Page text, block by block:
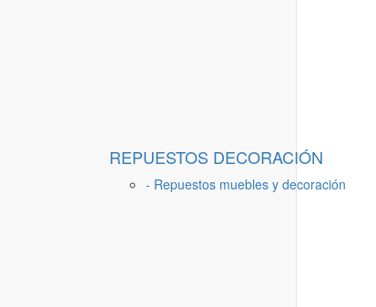
REPUESTOS DECORACIÓN
- Repuestos muebles y decoración